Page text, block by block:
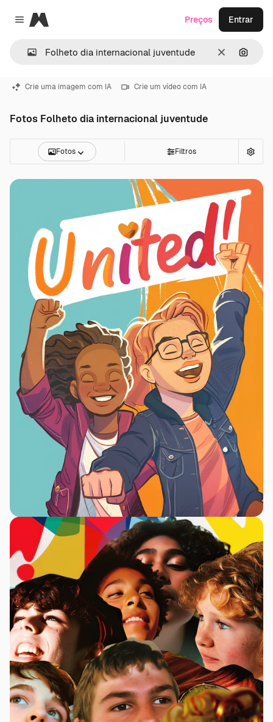
Close menu
Magnific
Limpar
Preços Entrar
Crie uma imagem com IA Crie um vídeo com IA
Fotos Folheto dia internacional juventude
Fotos Filtros